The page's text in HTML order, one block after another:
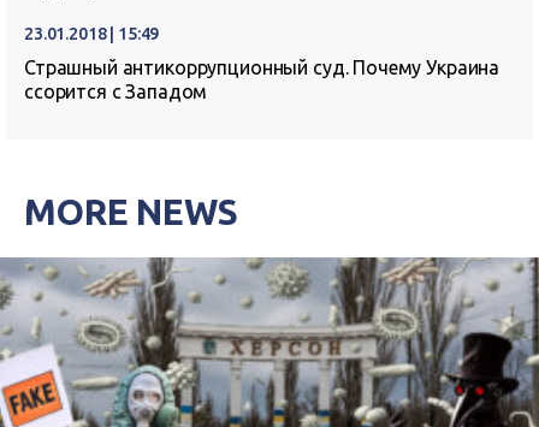
23.01.2018 | 15:49
Страшный антикоррупционный суд. Почему Украина
ссорится с Западом
MORE NEWS